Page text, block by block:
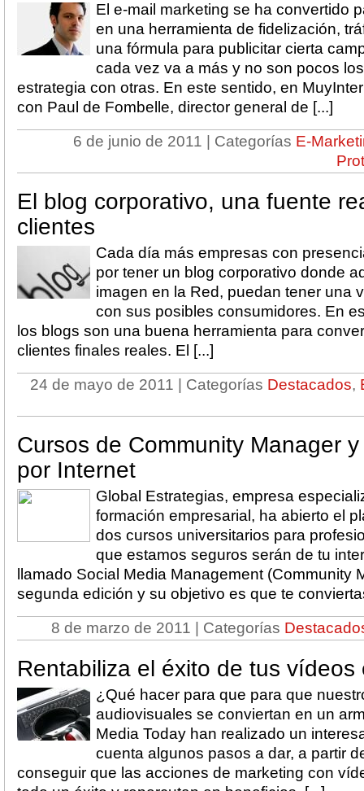
El e-mail marketing se ha convertido
en una herramienta de fidelización,
una fórmula para publicitar cierta
cada vez va a más y no son pocos
estrategia con otras. En este sentido, en
con Paul de Fombelle, director general de [...]
6 de junio de 2011 | Categorías E-
El blog corporativo, una fuente
clientes
Cada día más empresas con
por tener un blog corporativo donde
imagen en la Red, puedan tener una
con sus posibles consumidores. En
los blogs son una buena herramienta para
clientes finales reales. El [...]
24 de mayo de 2011 | Categorías Destacados,
Cursos de Community Manager
por Internet
Global Estrategias, empresa
formación empresarial, ha abierto el
dos cursos universitarios para
que estamos seguros serán de tu
llamado Social Media Management (Community
segunda edición y su objetivo es que te
8 de marzo de 2011 | Categorías
Rentabiliza el éxito de tus vídeos
¿Qué hacer para que para que
audiovisuales se conviertan en un
Media Today han realizado un
cuenta algunos pasos a dar, a partir
conseguir que las acciones de marketing con